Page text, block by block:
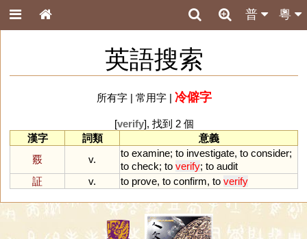
粵
普
英語搜索
所有字| 常用字| 冷僻字
[verify], 找到 2 個
漢字
詞類
意義
覈
v.
to examine; to investigate, to consider;
to check; to verify; to audit
証
v. to prove, to confirm, to verify